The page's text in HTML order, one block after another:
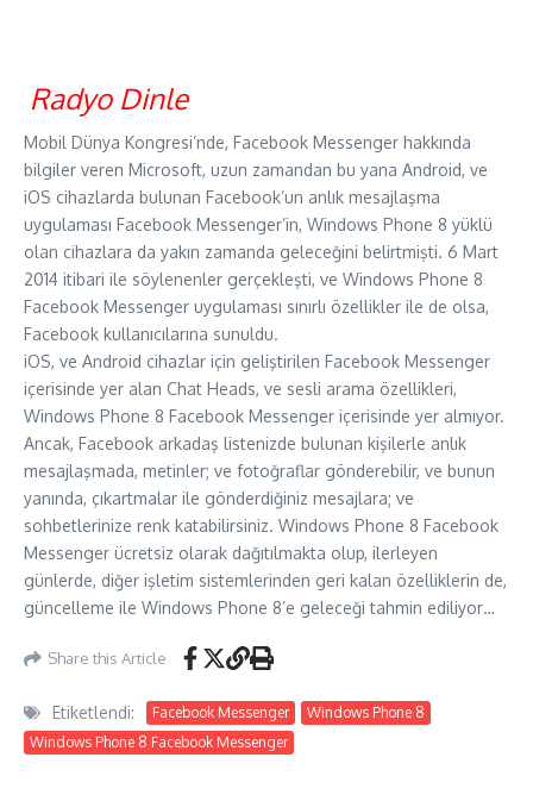
Radyo Dinle
Mobil Dünya Kongresi’nde, Facebook Messenger hakkında
bilgiler veren Microsoft, uzun zamandan bu yana Android, ve
iOS cihazlarda bulunan Facebook’un anlık mesajlaşma
uygulaması Facebook Messenger’in, Windows Phone 8 yüklü
olan cihazlara da yakın zamanda geleceğini belirtmişti. 6 Mart
2014 itibari ile söylenenler gerçekleşti, ve Windows Phone 8
Facebook Messenger uygulaması sınırlı özellikler ile de olsa,
Facebook kullanıcılarına sunuldu.
iOS, ve Android cihazlar için geliştirilen Facebook Messenger
içerisinde yer alan Chat Heads, ve sesli arama özellikleri,
Windows Phone 8 Facebook Messenger içerisinde yer almıyor.
Ancak, Facebook arkadaş listenizde bulunan kişilerle anlık
mesajlaşmada, metinler; ve fotoğraflar gönderebilir, ve bunun
yanında, çıkartmalar ile gönderdiğiniz mesajlara; ve
sohbetlerinize renk katabilirsiniz. Windows Phone 8 Facebook
Messenger ücretsiz olarak dağıtılmakta olup, ilerleyen
günlerde, diğer işletim sistemlerinden geri kalan özelliklerin de,
güncelleme ile Windows Phone 8’e geleceği tahmin ediliyor…
Share this Article
Etiketlendi: Facebook Messenger
Windows Phone 8
Windows Phone 8 Facebook Messenger